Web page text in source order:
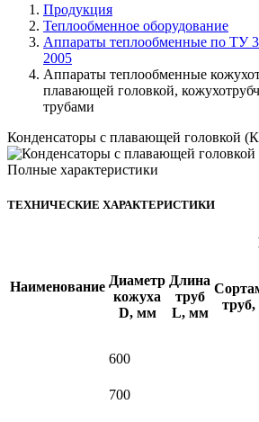
Продукция
Теплообменное оборудование
Аппараты теплообменные по ТУ
2005
Аппараты теплообменные
плавающей головкой,
трубами
Конденсаторы с плавающей головкой
Полные характеристики
ТЕХНИЧЕСКИЕ ХАРАКТЕРИСТИКИ
Наименование Диаметр
кожуха
D, мм
Длина
труб
L, мм
600
700